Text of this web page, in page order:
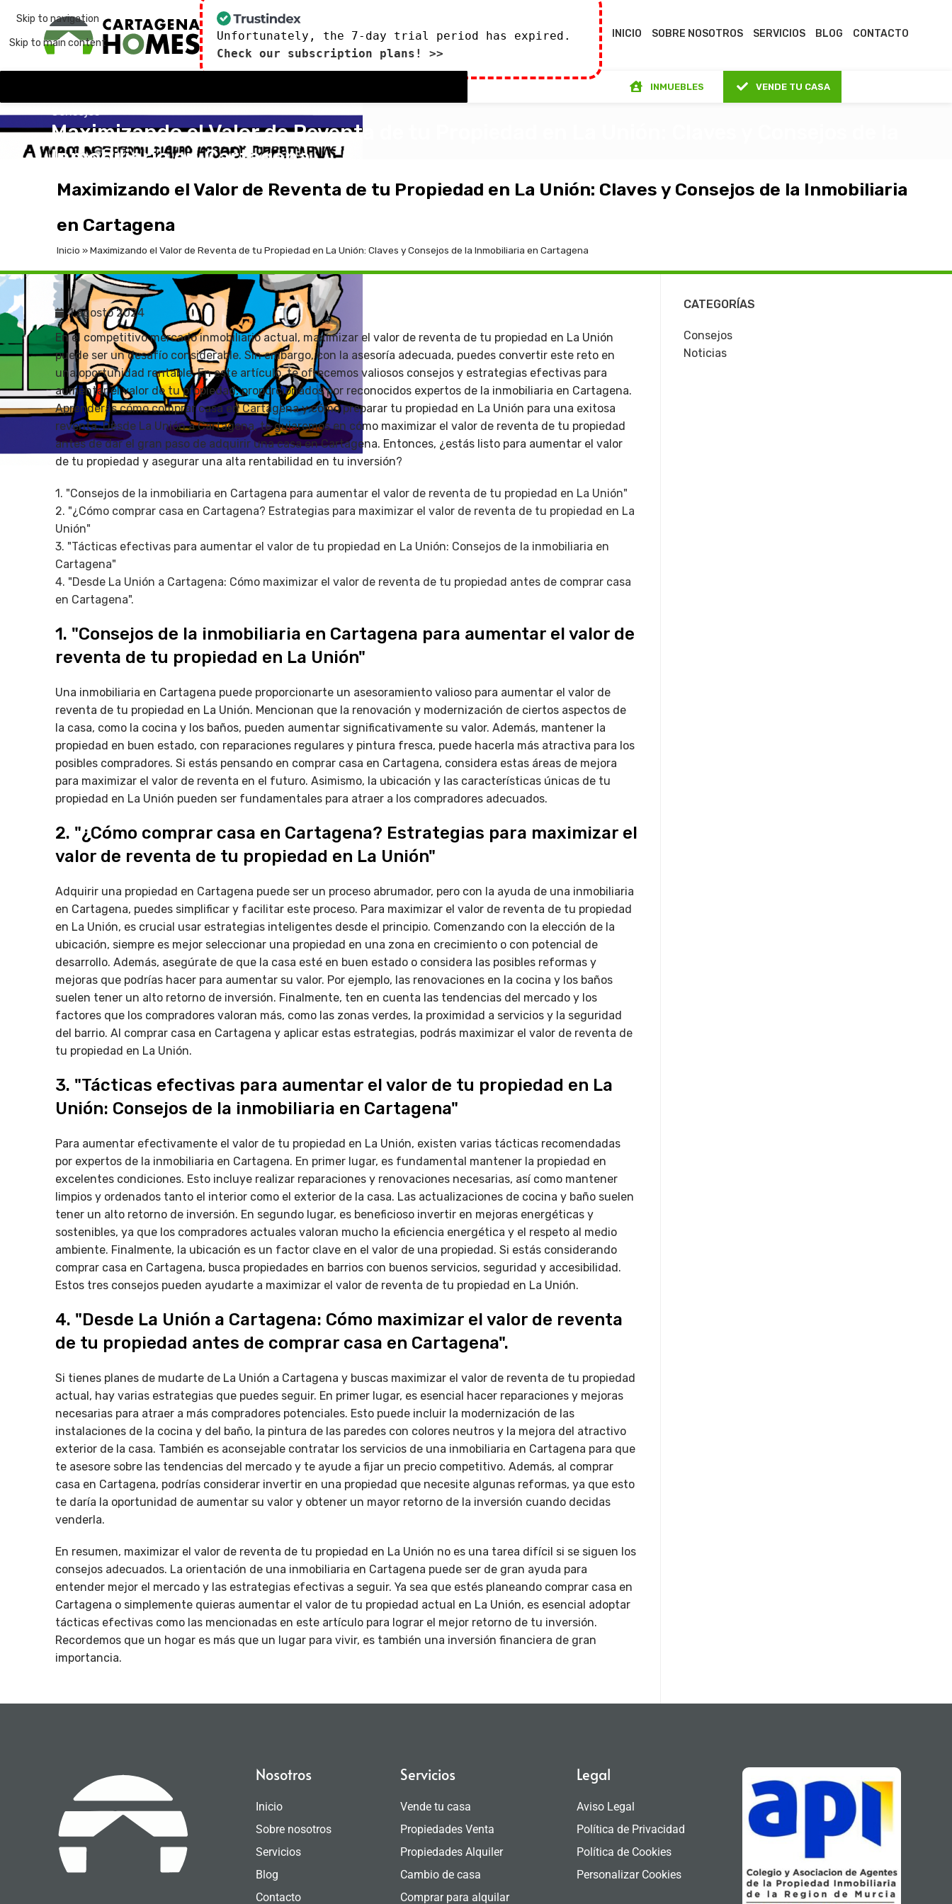
Skip to navigation
Skip to main content
Unfortunately, the 7-day trial period has expired.
Check our subscription plans! >>
INICIO SOBRE NOSOTROS SERVICIOS BLOG CONTACTO
INMUEBLES VENDE TU CASA
Consejos
Maximizando el Valor de Reventa de tu Propiedad en La Unión: Claves y Consejos de la
Inmobiliaria en Cartagena
Maximizando el Valor de Reventa de tu Propiedad en La Unión: Claves y Consejos de la Inmobiliaria
en Cartagena
Inicio »Maximizando el Valor de Reventa de tu Propiedad en La Unión: Claves y Consejos de la Inmobiliaria en Cartagena
1 agosto 2024
En el competitivo mercado inmobiliario actual, maximizar el valor de reventa de tu propiedad en La Unión
puede ser un desafío considerable. Sin embargo, con la asesoría adecuada, puedes convertir este reto en
una oportunidad rentable. En este artículo, te ofrecemos valiosos consejos y estrategias efectivas para
aumentar el valor de tu propiedad, proporcionados por reconocidos expertos de la inmobiliaria en Cartagena.
Aprenderás cómo comprar casa en Cartagena y cómo preparar tu propiedad en La Unión para una exitosa
reventa. Desde La Unión a Cartagena, te guiaremos en cómo maximizar el valor de reventa de tu propiedad
antes de dar el gran paso de adquirir una casa en Cartagena. Entonces, ¿estás listo para aumentar el valor
de tu propiedad y asegurar una alta rentabilidad en tu inversión?
1. "Consejos de la inmobiliaria en Cartagena para aumentar el valor de reventa de tu propiedad en La Unión"
2. "¿Cómo comprar casa en Cartagena? Estrategias para maximizar el valor de reventa de tu propiedad en La
Unión"
3. "Tácticas efectivas para aumentar el valor de tu propiedad en La Unión: Consejos de la inmobiliaria en
Cartagena"
4. "Desde La Unión a Cartagena: Cómo maximizar el valor de reventa de tu propiedad antes de comprar casa
en Cartagena".
1. "Consejos de la inmobiliaria en Cartagena para aumentar el valor de
reventa de tu propiedad en La Unión"
Una inmobiliaria en Cartagena puede proporcionarte un asesoramiento valioso para aumentar el valor de
reventa de tu propiedad en La Unión. Mencionan que la renovación y modernización de ciertos aspectos de
la casa, como la cocina y los baños, pueden aumentar significativamente su valor. Además, mantener la
propiedad en buen estado, con reparaciones regulares y pintura fresca, puede hacerla más atractiva para los
posibles compradores. Si estás pensando en comprar casa en Cartagena, considera estas áreas de mejora
para maximizar el valor de reventa en el futuro. Asimismo, la ubicación y las características únicas de tu
propiedad en La Unión pueden ser fundamentales para atraer a los compradores adecuados.
2. "¿Cómo comprar casa en Cartagena? Estrategias para maximizar el
valor de reventa de tu propiedad en La Unión"
Adquirir una propiedad en Cartagena puede ser un proceso abrumador, pero con la ayuda de una inmobiliaria
en Cartagena, puedes simplificar y facilitar este proceso. Para maximizar el valor de reventa de tu propiedad
en La Unión, es crucial usar estrategias inteligentes desde el principio. Comenzando con la elección de la
ubicación, siempre es mejor seleccionar una propiedad en una zona en crecimiento o con potencial de
desarrollo. Además, asegúrate de que la casa esté en buen estado o considera las posibles reformas y
mejoras que podrías hacer para aumentar su valor. Por ejemplo, las renovaciones en la cocina y los baños
suelen tener un alto retorno de inversión. Finalmente, ten en cuenta las tendencias del mercado y los
factores que los compradores valoran más, como las zonas verdes, la proximidad a servicios y la seguridad
del barrio. Al comprar casa en Cartagena y aplicar estas estrategias, podrás maximizar el valor de reventa de
tu propiedad en La Unión.
3. "Tácticas efectivas para aumentar el valor de tu propiedad en La
Unión: Consejos de la inmobiliaria en Cartagena"
Para aumentar efectivamente el valor de tu propiedad en La Unión, existen varias tácticas recomendadas
por expertos de la inmobiliaria en Cartagena. En primer lugar, es fundamental mantener la propiedad en
excelentes condiciones. Esto incluye realizar reparaciones y renovaciones necesarias, así como mantener
limpios y ordenados tanto el interior como el exterior de la casa. Las actualizaciones de cocina y baño suelen
tener un alto retorno de inversión. En segundo lugar, es beneficioso invertir en mejoras energéticas y
sostenibles, ya que los compradores actuales valoran mucho la eficiencia energética y el respeto al medio
ambiente. Finalmente, la ubicación es un factor clave en el valor de una propiedad. Si estás considerando
comprar casa en Cartagena, busca propiedades en barrios con buenos servicios, seguridad y accesibilidad.
Estos tres consejos pueden ayudarte a maximizar el valor de reventa de tu propiedad en La Unión.
4. "Desde La Unión a Cartagena: Cómo maximizar el valor de reventa
de tu propiedad antes de comprar casa en Cartagena".
Si tienes planes de mudarte de La Unión a Cartagena y buscas maximizar el valor de reventa de tu propiedad
actual, hay varias estrategias que puedes seguir. En primer lugar, es esencial hacer reparaciones y mejoras
necesarias para atraer a más compradores potenciales. Esto puede incluir la modernización de las
instalaciones de la cocina y del baño, la pintura de las paredes con colores neutros y la mejora del atractivo
exterior de la casa. También es aconsejable contratar los servicios de una inmobiliaria en Cartagena para que
te asesore sobre las tendencias del mercado y te ayude a fijar un precio competitivo. Además, al comprar
casa en Cartagena, podrías considerar invertir en una propiedad que necesite algunas reformas, ya que esto
te daría la oportunidad de aumentar su valor y obtener un mayor retorno de la inversión cuando decidas
venderla.
En resumen, maximizar el valor de reventa de tu propiedad en La Unión no es una tarea difícil si se siguen los
consejos adecuados. La orientación de una inmobiliaria en Cartagena puede ser de gran ayuda para
entender mejor el mercado y las estrategias efectivas a seguir. Ya sea que estés planeando comprar casa en
Cartagena o simplemente quieras aumentar el valor de tu propiedad actual en La Unión, es esencial adoptar
tácticas efectivas como las mencionadas en este artículo para lograr el mejor retorno de tu inversión.
Recordemos que un hogar es más que un lugar para vivir, es también una inversión financiera de gran
importancia.
CATEGORÍAS
Consejos
Noticias
Nosotros
Inicio
Sobre nosotros
Servicios
Blog
Contacto
Servicios
Vende tu casa
Propiedades Venta
Propiedades Alquiler
Cambio de casa
Comprar para alquilar
Legal
Aviso Legal
Política de Privacidad
Política de Cookies
Personalizar Cookies